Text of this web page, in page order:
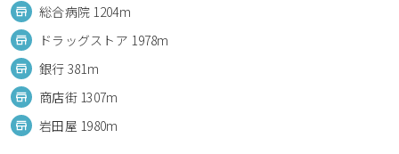
総合病院 1204m
ドラッグストア 1978m
銀行 381m
商店街 1307m
岩田屋 1980m